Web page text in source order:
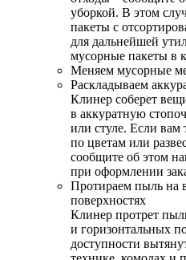
уборкой. В этом
пакеты с
для дальнейшей
мусорные пакеты в
Меняем мусорные
Раскладываем
Клинер соберет
в аккуратную
или стуле. Если вам
по цветам или
сообщите об этом
при оформлении
Протираем пыль на
поверхностях
Клинер протрет
и горизонтальных
доступности